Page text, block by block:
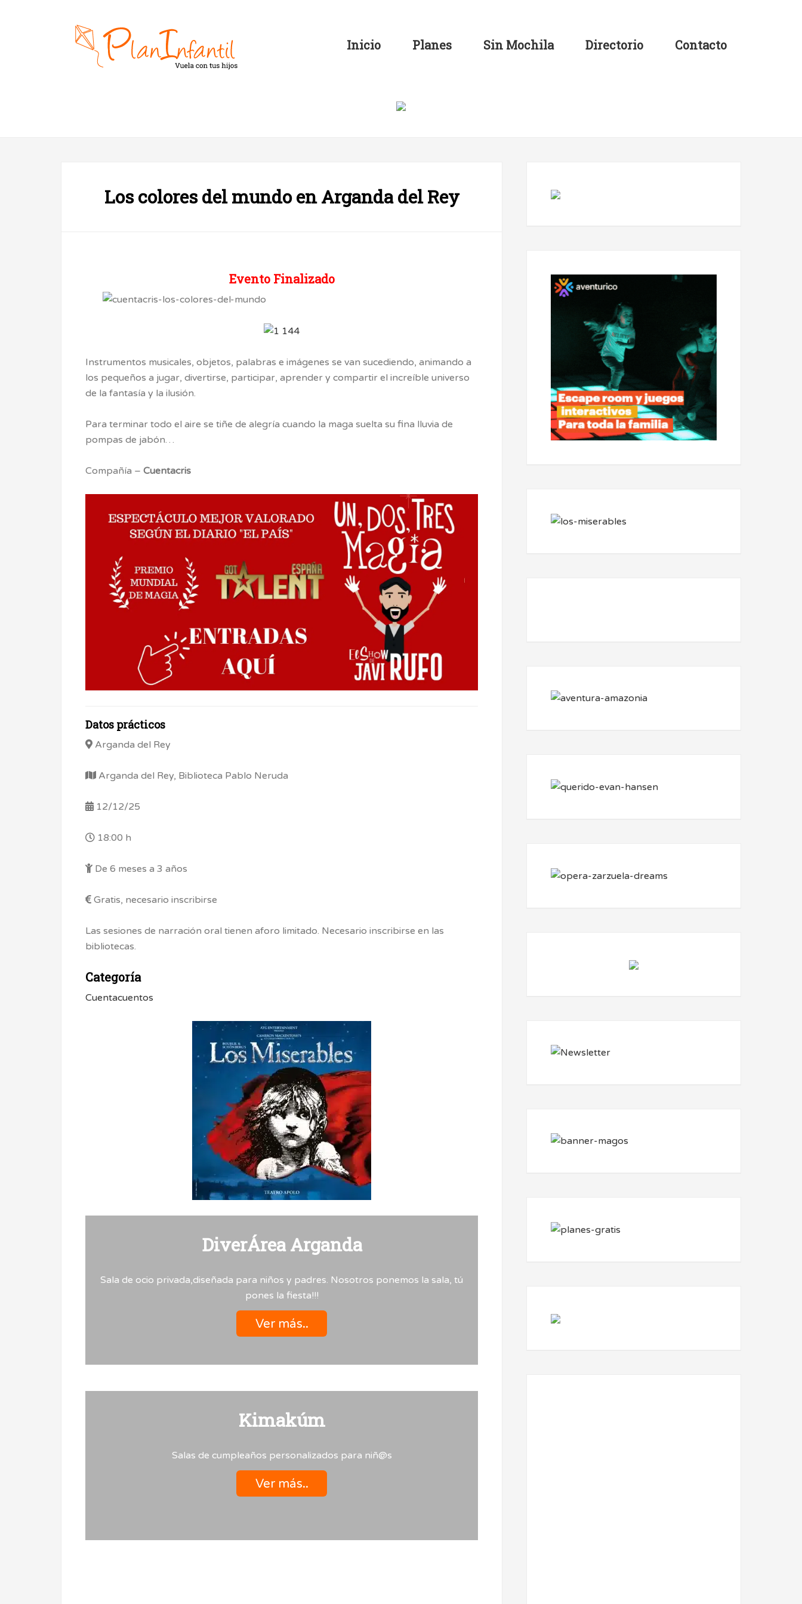
Inicio Planes Sin Mochila Directorio Contacto
Los colores del mundo en Arganda del Rey
Evento Finalizado
Instrumentos musicales, objetos, palabras e imágenes se van sucediendo, animando a
los pequeños a jugar, divertirse, participar, aprender y compartir el increíble universo
de la fantasía y la ilusión.
Para terminar todo el aire se tiñe de alegría cuando la maga suelta su fina lluvia de
pompas de jabón…
Compañía – Cuentacris
Datos prácticos
Arganda del Rey
Arganda del Rey, Biblioteca Pablo Neruda
12/12/25
18:00 h
De 6 meses a 3 años
Gratis, necesario inscribirse
Las sesiones de narración oral tienen aforo limitado. Necesario inscribirse en las
bibliotecas.
Categoría
Cuentacuentos
DiverÁrea Arganda
Sala de ocio privada,diseñada para niños y padres. Nosotros ponemos la sala, tú
pones la fiesta!!!
Ver más..
Kimakúm
Salas de cumpleaños personalizados para niñ@s
Ver más..